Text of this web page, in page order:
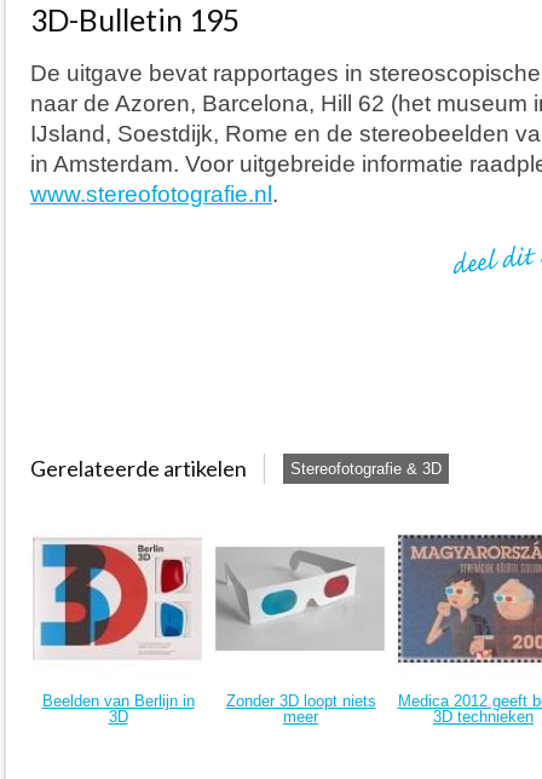
3D-Bulletin 195
De uitgave bevat rapportages in
naar de Azoren, Barcelona, Hill 62 (het museum
IJsland, Soestdijk, Rome en de stereobeelden
in Amsterdam. Voor uitgebreide informatie
www.stereofotografie.nl.
Gerelateerde artikelen Stereofotografie & 3D
Beelden van Berlijn in
3D
Zonder 3D loopt niets
meer
Medica 2012 geeft
3D technieken